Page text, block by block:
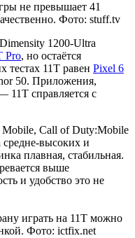
не превышает 41
Фото: stuff.tv
1200-Ultra
Pro, но остаётся
тестах 11T равен Pixel 6
50. Приложения,
11T справляется с
Mobile, Call of Duty:Mobile
средне-высоких и
плавная, стабильная.
выше
и удобство это не
играть на 11T можно
Фото: ictfix.net